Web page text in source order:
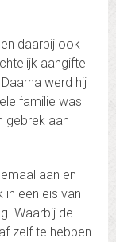
daarbij ook
aangifte
werd hij
familie was
gebrek aan
aan en
een eis van
Waarbij de
zelf te hebben